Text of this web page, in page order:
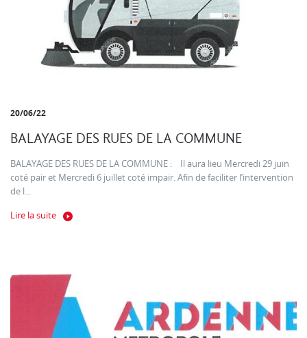
20/06/22
BALAYAGE DES RUES DE LA COMMUNE
BALAYAGE DES RUES DE LA COMMUNE : Il aura lieu Mercredi 29 juin
coté pair et Mercredi 6 juillet coté impair. Afin de faciliter l’intervention
de l...
Lire la suite